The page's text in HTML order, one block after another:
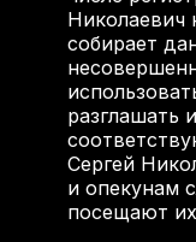
Николаевич
собирает
разглашать
Сергей
и опекунам
посещают